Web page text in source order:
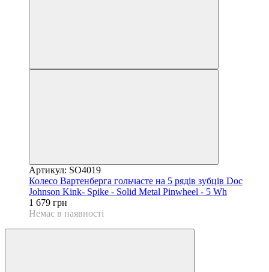
Артикул: SO4019
Колесо Вартенберга гольчасте на 5 рядів зубців Doc
Johnson Kink- Spike - Solid Metal Pinwheel - 5 Wh
1 679 грн
Немає в наявності